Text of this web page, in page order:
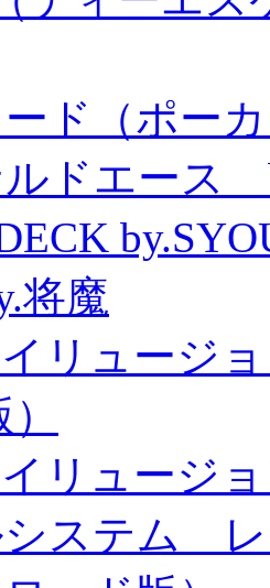
ド（ポー
ドエース
将魔
リュージ
リュージ
システム